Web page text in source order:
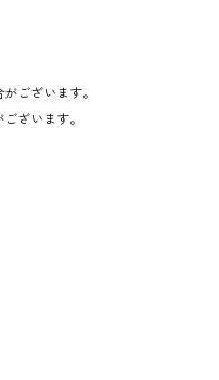
ございます。
ざいます。